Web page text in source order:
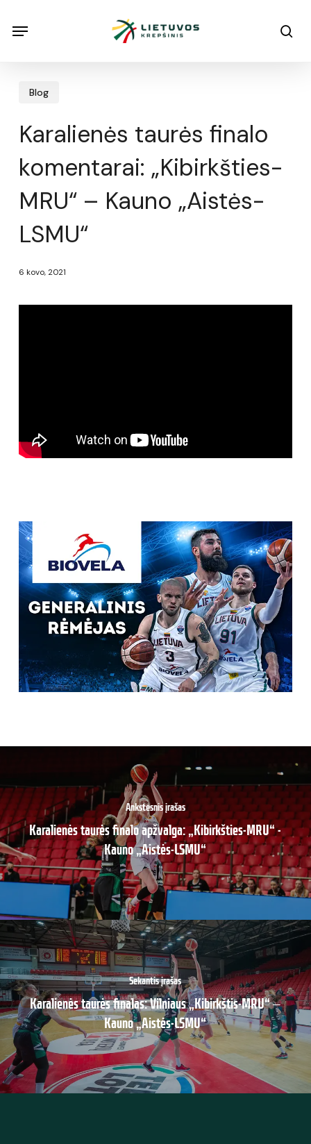
Menu
Blog
Karalienės taurės finalo
komentarai: „Kibirkšties-
MRU“ – Kauno „Aistės-
LSMU“
6 kovo, 2021
Ankstesnis įrašas
Karalienės taurės finalo apžvalga: „Kibirkšties-MRU“ -
Kauno „Aistės-LSMU“
Sekantis įrašas
Karalienės taurės finalas: Vilniaus „Kibirkštis-MRU“ ‒
Kauno „Aistės-LSMU“